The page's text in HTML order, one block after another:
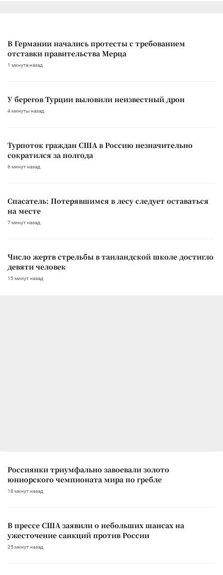
В Германии начались протесты с требованием
отставки правительства Мерца
1 минута назад
У берегов Турции выловили неизвестный дрон
4 минуты назад
Турпоток граждан США в Россию незначительно
сократился за полгода
6 минут назад
Спасатель: Потерявшимся в лесу следует оставаться
на месте
7 минут назад
Число жертв стрельбы в таиландской школе достигло
девяти человек
15 минут назад
Россиянки триумфально завоевали золото
юниорского чемпионата мира по гребле
18 минут назад
В прессе США заявили о небольших шансах на
ужесточение санкций против России
25 минут назад